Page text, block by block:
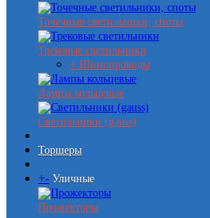
Точечные светильники, споты
Трековые светильники
+ Шинопроводы
Лампы кольцевые
Светильники (gauss)
Торшеры
+- Уличные
Прожекторы